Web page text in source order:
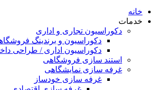
خانه
خدمات
دکوراسیون تجاری و اداری
دکوراسیون و برندینگ
دکوراسیون اداری / طراحی
استند سازی فروشگاهی
غرفه سازی نمایشگاهی
غرفه سازی خودساز